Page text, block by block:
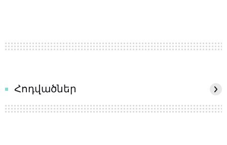
Հոդվածներ